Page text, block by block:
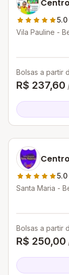
5.0
Vila Pauline -
Bolsas a partir
R$ 237,60
5.0
Santa Maria -
Bolsas a partir
R$ 250,00